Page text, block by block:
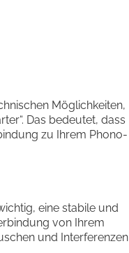
Möglichkeiten,
Das bedeutet, dass
zu Ihrem Phono-
eine stabile und
von Ihrem
und Interferenzen